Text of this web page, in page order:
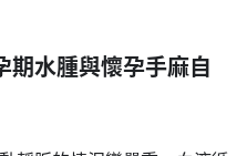
期水腫與懷孕手麻自